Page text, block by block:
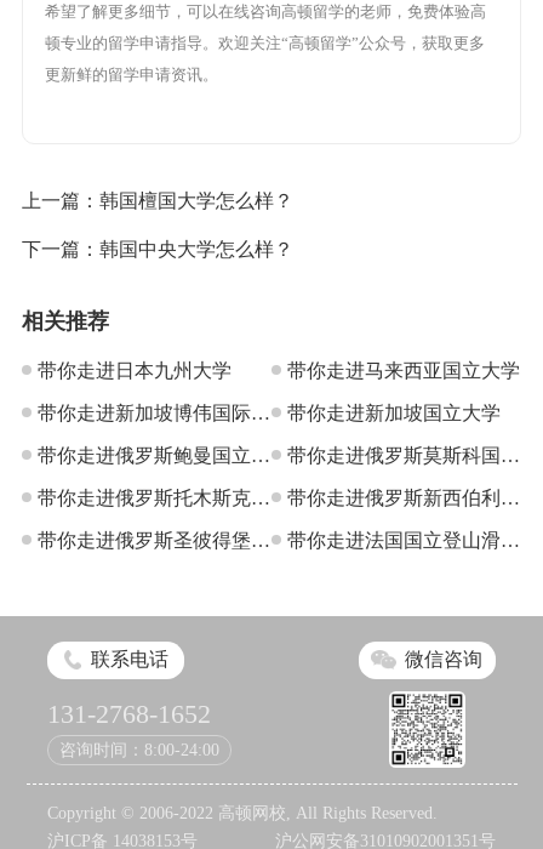
希望了解更多细节，可以在线咨询高顿留学的老师，免费体验高
顿专业的留学申请指导。欢迎关注“高顿留学”公众号，获取更多
更新鲜的留学申请资讯。
上一篇： 韩国檀国大学怎么样？
下一篇： 韩国中央大学怎么样？
相关推荐
带你走进日本九州大学 带你走进马来西亚国立大学
带你走进新加坡博伟国际教
育学院
带你走进新加坡国立大学
带你走进俄罗斯鲍曼国立科
技大学
带你走进俄罗斯莫斯科国立
罗曼诺索夫大学
带你走进俄罗斯托木斯克国
立大学
带你走进俄罗斯新西伯利亚
国立大学
带你走进俄罗斯圣彼得堡国 带你走进法国国立登山滑雪
联系电话
131-2768-1652
咨询时间：8:00-24:00
微信咨询
Copyright © 2006-2022 高顿网校, All Rights Reserved.
沪ICP备 14038153号
沪公网安备31010902001351号